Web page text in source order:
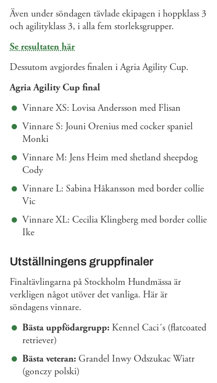
Även under söndagen tävlade ekipagen i hoppklass 3
och agilityklass 3, i alla fem storleksgrupper.
Se resultaten här
Dessutom avgjordes finalen i Agria Agility Cup.
Agria Agility Cup final
Vinnare XS: Lovisa Andersson med Flisan
Vinnare S: Jouni Orenius med cocker spaniel
Monki
Vinnare M: Jens Heim med shetland sheepdog
Cody
Vinnare L: Sabina Håkansson med border collie
Vic
Vinnare XL: Cecilia Klingberg med border collie
Ike
Utställningens gruppfinaler
Finaltävlingarna på Stockholm Hundmässa är
verkligen något utöver det vanliga. Här är
söndagens vinnare.
Bästa uppfödargrupp: Kennel Caci´s (flatcoated
retriever)
Bästa veteran: Grandel Inwy Odszukac Wiatr
(gonczy polski)